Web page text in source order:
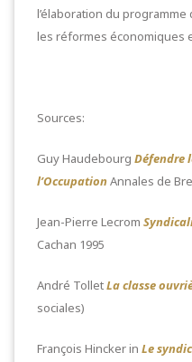
l’élaboration du
les réformes économiques
Sources:
Guy Haudebourg Défendre
l’OccupationAnnales de
Jean-Pierre Lecrom
Cachan 1995
André TolletLa classe
sociales)
François Hincker in Le